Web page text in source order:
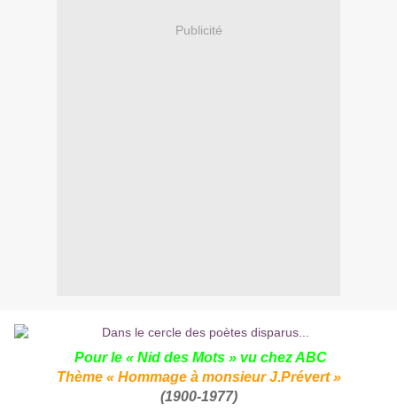
Publicité
Pour le « Nid des Mots » vu chezABC
Thème « Hommage à monsieur J.Prévert »
(1900-1977)